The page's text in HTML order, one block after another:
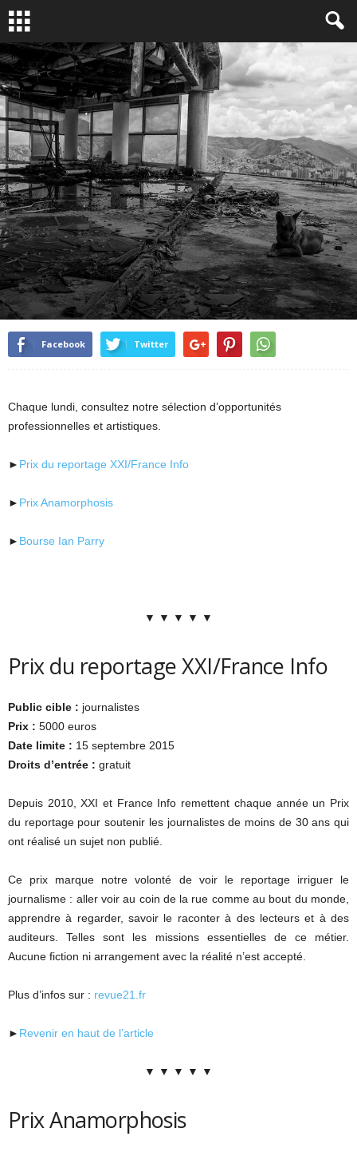
PLANS PROS
Facebook
Twitter
Chaque lundi, consultez notre sélection d’opportunités
professionnelles et artistiques.
► Prix du reportage XXI/France Info
► Prix Anamorphosis
► Bourse Ian Parry
▼ ▼ ▼ ▼ ▼
Prix du reportage XXI/France Info
Public cible : journalistes
Prix : 5000 euros
Date limite : 15 septembre 2015
Droits d’entrée : gratuit
Depuis 2010, XXI et France Info remettent chaque année un Prix
du reportage pour soutenir les journalistes de moins de 30 ans qui
ont réalisé un sujet non publié.
Ce prix marque notre volonté de voir le reportage irriguer le
journalisme : aller voir au coin de la rue comme au bout du monde,
apprendre à regarder, savoir le raconter à des lecteurs et à des
auditeurs. Telles sont les missions essentielles de ce métier.
Aucune fiction ni arrangement avec la réalité n’est accepté.
Plus d’infos sur : revue21.fr
► Revenir en haut de l’article
▼ ▼ ▼ ▼ ▼
Prix Anamorphosis